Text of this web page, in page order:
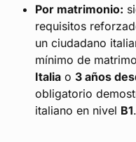
Por matrimonio:
requisitos
un ciudadano
mínimo de
Italia o 3 años
obligatorio
italiano en nivel B1.